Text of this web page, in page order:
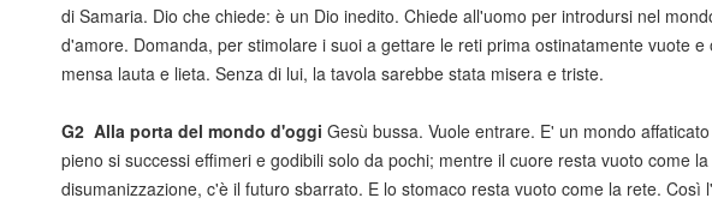
di Samaria. Dio che chiede: è un Dio inedito. Chiede all'uomo per introdursi nel
d'amore. Domanda, per stimolare i suoi a gettare le reti prima ostinatamente vuote
mensa lauta e lieta. Senza di lui, la tavola sarebbe stata misera e triste.
G2 Alla porta del mondo d'oggi Gesù bussa. Vuole entrare. E' un mondo
pieno si successi effimeri e godibili solo da pochi; mentre il cuore resta vuoto come
disumanizzazione, c'è il futuro sbarrato. E lo stomaco resta vuoto come la rete.